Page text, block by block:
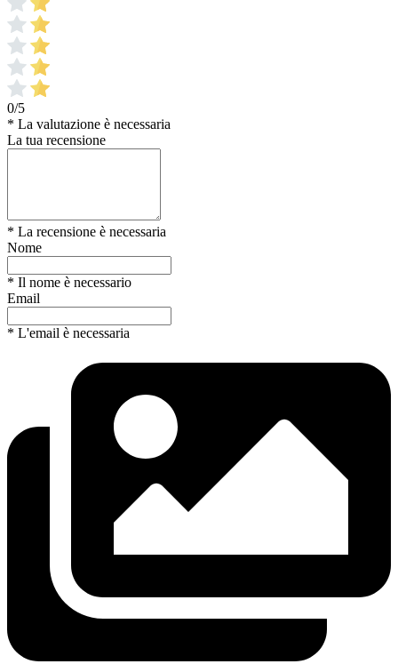
0/5
* La valutazione è necessaria
La tua recensione
* La recensione è necessaria
Nome
* Il nome è necessario
Email
* L'email è necessaria